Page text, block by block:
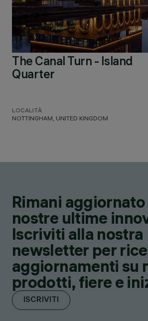
The Canal Turn - Island
Quarter
LOCALITÀ
NOTTINGHAM, UNITED KINGDOM
Rimani
nostre ultime
Iscriviti alla nostra
newsletter per
aggiornamenti su
prodotti, fiere e
ISCRIVITI